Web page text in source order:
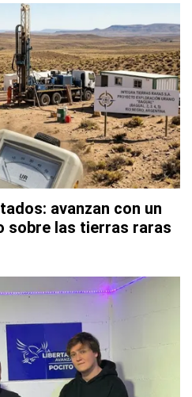
avanzan con un
sobre las tierras raras